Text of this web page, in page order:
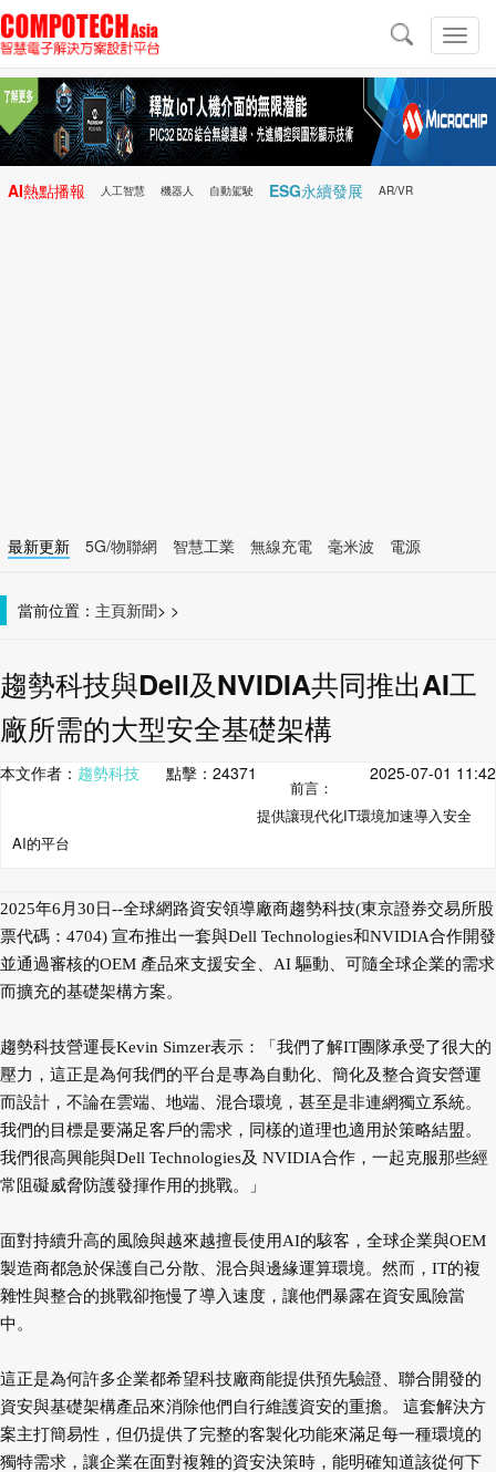
切
換
導
導
航
AI熱點播報 人工智慧 機器人 自動駕駛 ESG永續發展 AR/VR
最新更新 5G/物聯網 智慧工業 無線充電 毫米波
電源
當前位置： 主頁 >
新聞 >
趨勢科技與Dell及NVIDIA共同推出AI工
廠所需的大型安全基礎架構
本文作者： 趨勢科技 點擊： 24371 2025-07-01 11:42
前言：
提供讓現代化IT環境加速導入安全
AI的平台
2025年6月30日--全球網路資安領導廠商趨勢科技(東京證券交易所股
票代碼：4704) 宣布推出一套與Dell Technologies和NVIDIA合作開發
並通過審核的OEM 產品來支援安全、AI 驅動、可隨全球企業的需求
而擴充的基礎架構方案。
趨勢科技營運長Kevin Simzer表示：「我們了解IT團隊承受了很大的
壓力，這正是為何我們的平台是專為自動化、簡化及整合資安營運
而設計，不論在雲端、地端、混合環境，甚至是非連網獨立系統。
我們的目標是要滿足客戶的需求，同樣的道理也適用於策略結盟。
我們很高興能與Dell Technologies及 NVIDIA合作，一起克服那些經
常阻礙威脅防護發揮作用的挑戰。」
面對持續升高的風險與越來越擅長使用AI的駭客，全球企業與OEM
製造商都急於保護自己分散、混合與邊緣運算環境。然而，IT的複
雜性與整合的挑戰卻拖慢了導入速度，讓他們暴露在資安風險當
中。
這正是為何許多企業都希望科技廠商能提供預先驗證、聯合開發的
資安與基礎架構產品來消除他們自行維護資安的重擔。 這套解決方
案主打簡易性，但仍提供了完整的客製化功能來滿足每一種環境的
獨特需求，讓企業在面對複雜的資安決策時，能明確知道該從何下